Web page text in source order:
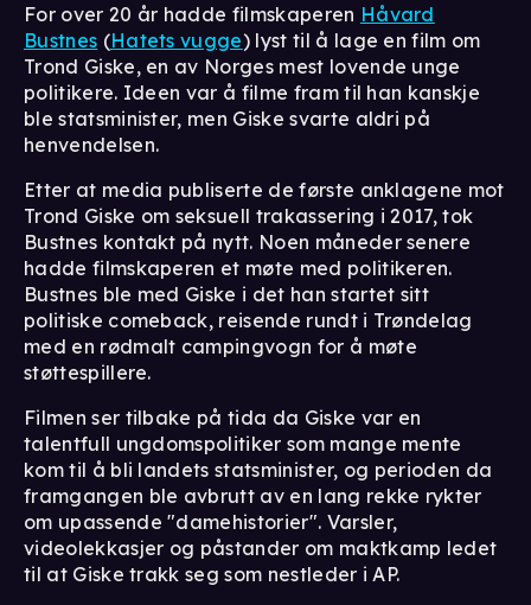
For over 20 år hadde filmskaperen Håvard
Bustnes (Hatets vugge) lyst til å lage en film om
Trond Giske, en av Norges mest lovende unge
politikere. Ideen var å filme fram til han kanskje
ble statsminister, men Giske svarte aldri på
henvendelsen.
Etter at media publiserte de første anklagene mot
Trond Giske om seksuell trakassering i 2017, tok
Bustnes kontakt på nytt. Noen måneder senere
hadde filmskaperen et møte med politikeren.
Bustnes ble med Giske i det han startet sitt
politiske comeback, reisende rundt i Trøndelag
med en rødmalt campingvogn for å møte
støttespillere.
Filmen ser tilbake på tida da Giske var en
talentfull ungdomspolitiker som mange mente
kom til å bli landets statsminister, og perioden da
framgangen ble avbrutt av en lang rekke rykter
om upassende "damehistorier". Varsler,
videolekkasjer og påstander om maktkamp ledet
til at Giske trakk seg som nestleder i AP.